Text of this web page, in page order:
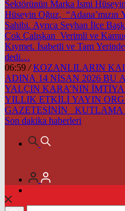
Sektörünün Marka İsmi
Hüseyin Oğuz, “Adana’mızın
Sahibi. Ayrıca Seyhan İlçe
Çok Çalışkan Verimli ve
Kıymet. İsabetli ve Tam
dedi…
06:59 / KOZANLILARIN
ADINA 14 NİSAN 2026 BU
YALÇIN KARA’NIN
YILLIK ETKİLİ YAYIN
GAZETESİNİN
Son dakika haberleri